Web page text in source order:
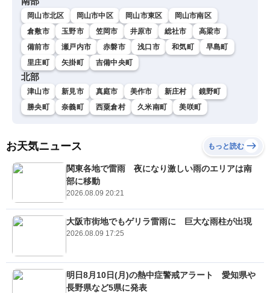
岡山市北区 岡山市中区 岡山市東区
岡山市南区
倉敷市
玉野市 笠岡市 井原市 総社市
高梁市
備前市
瀬戸内市 赤磐市 浅口市 和気町
早島町
里庄町
矢掛町 吉備中央町
北部
津山市 新見市 真庭市 美作市 新庄村
鏡野町
勝央町
奈義町 西粟倉村 久米南町 美咲町
お天気ニュース もっと読む
関東各地で雷雨 夜になり激しい雨のエリアは南
部に移動
2026.08.09 20:21
大阪市街地でもゲリラ雷雨に 巨大な雨柱が出現
2026.08.09 17:25
明日8月10日(月)の熱中症警戒アラート 愛知県や
長野県など5県に発表